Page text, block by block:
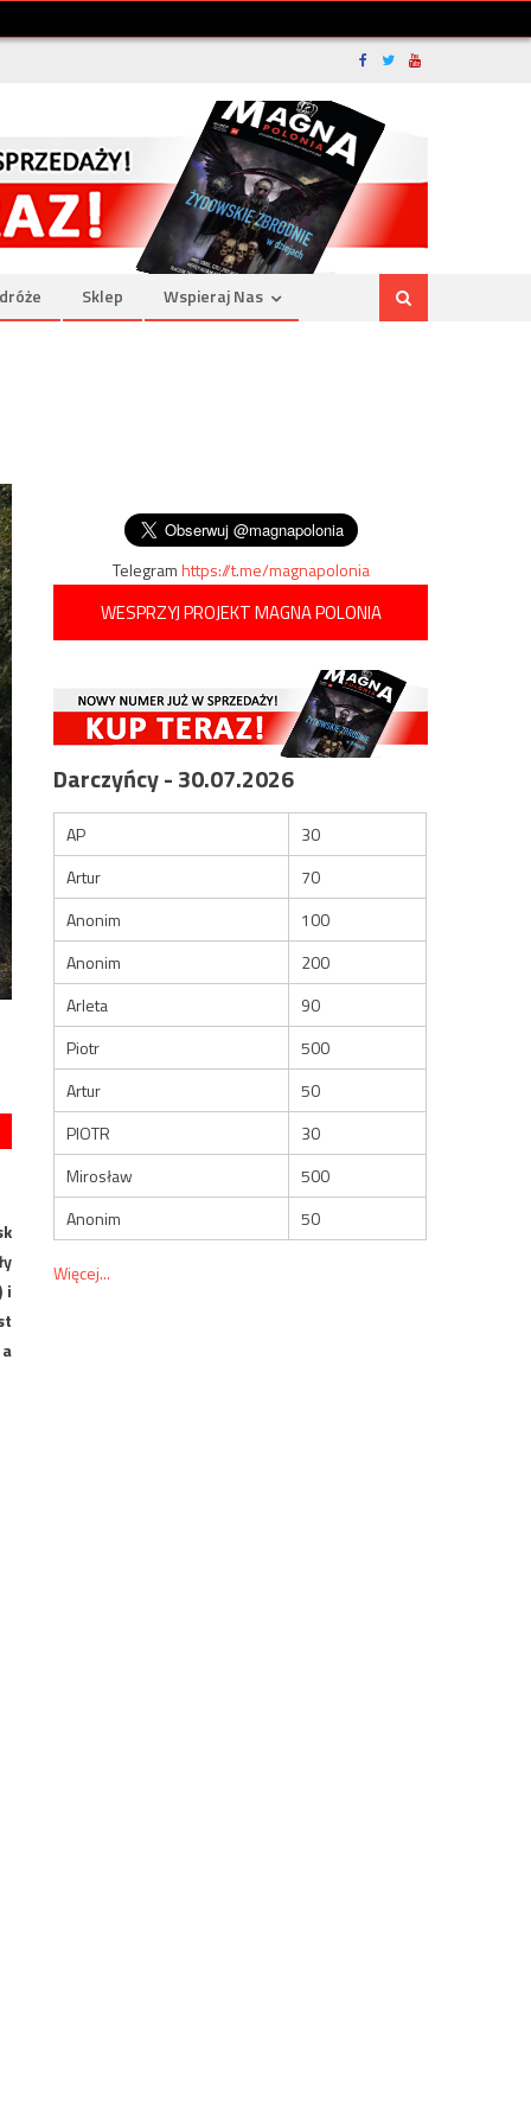
Sklep Wspieraj Nas
i
Telegramhttps://t.me/magnapolonia
WESPRZYJ PROJEKT MAGNA POLONIA
Darczyńcy - 30.07.2026
AP
30
Artur
70
Anonim
100
Anonim
200
Arleta
90
Piotr
500
Artur
50
PIOTR
30
Mirosław
500
Anonim
50
Więcej...